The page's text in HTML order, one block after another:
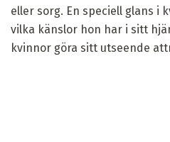
eller sorg. En speciell glans i
vilka känslor hon har i sitt
kvinnor göra sitt utseende